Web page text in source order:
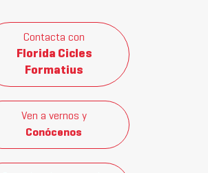
Contacta con
Florida Cicles
Formatius
Ven a vernos y
Conócenos